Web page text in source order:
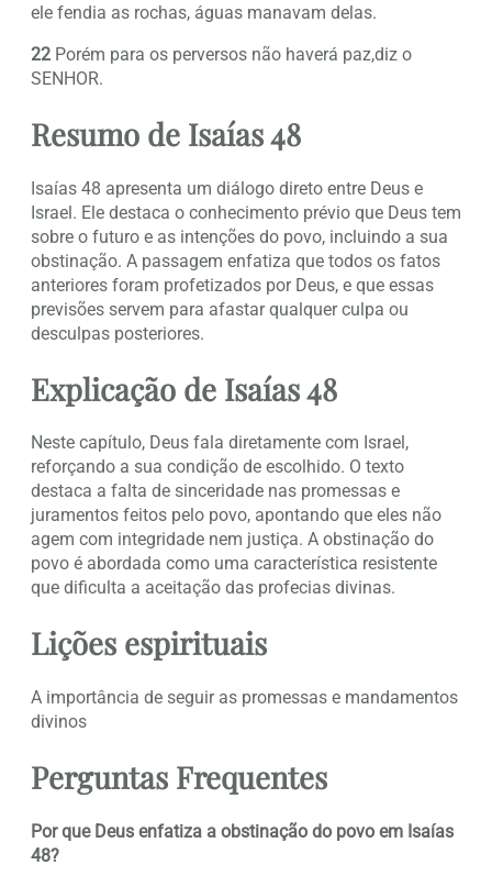
ele fendia as rochas, águas manavam delas.
22 Porém para os perversos não haverá paz,diz o
SENHOR.
Resumo de Isaías 48
Isaías 48 apresenta um diálogo direto entre Deus e
Israel. Ele destaca o conhecimento prévio que Deus tem
sobre o futuro e as intenções do povo, incluindo a sua
obstinação. A passagem enfatiza que todos os fatos
anteriores foram profetizados por Deus, e que essas
previsões servem para afastar qualquer culpa ou
desculpas posteriores.
Explicação de Isaías 48
Neste capítulo, Deus fala diretamente com Israel,
reforçando a sua condição de escolhido. O texto
destaca a falta de sinceridade nas promessas e
juramentos feitos pelo povo, apontando que eles não
agem com integridade nem justiça. A obstinação do
povo é abordada como uma característica resistente
que dificulta a aceitação das profecias divinas.
Lições espirituais
A importância de seguir as promessas e mandamentos
divinos
Perguntas Frequentes
Por que Deus enfatiza a obstinação do povo em Isaías
48?